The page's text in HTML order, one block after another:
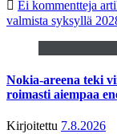
Ei kommentteja
valmista syksyllä
Nokia-areena teki
roimasti aiempaa
Kirjoitettu 7.8.2026